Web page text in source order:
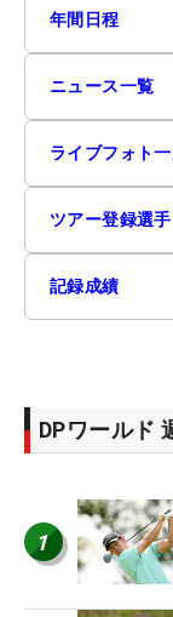
年間日程
ニュース一覧
ライブフォト
ツアー登録選手
記録成績
DPワールド
1